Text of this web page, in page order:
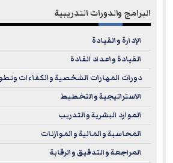
البرامج والدورات التدريبية
الإدارة والقيادة
القيادة واعداد القادة
دورات المهارات الشخصية والكفاءات
الاستراتيجية والتخطيط
الموارد البشرية والتدريب
المحاسبة والمالية والموازنات
المراجعة والتدقيق والرقابة